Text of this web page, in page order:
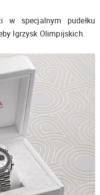
w specjalnym pudełku
Igrzysk Olimpijskich.